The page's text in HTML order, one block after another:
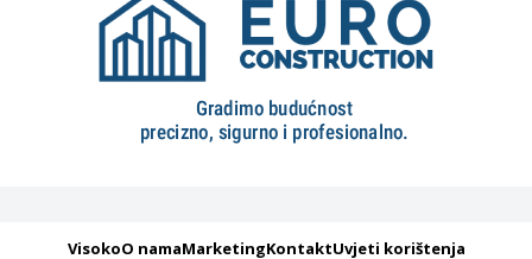
VisokoO namaMarketingKontaktUvjeti korištenja